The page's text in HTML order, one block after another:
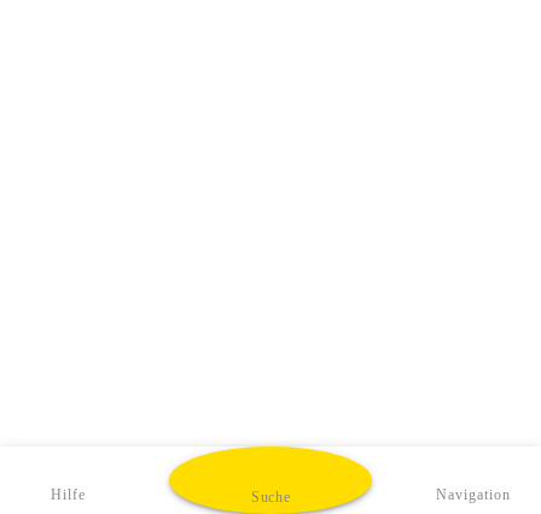
Hilfe Suche Navigation